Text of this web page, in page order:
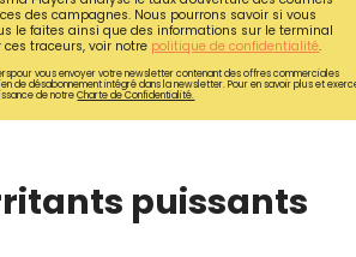
des campagnes. Nous pourrons savoir si vous
le faites ainsi que des informations sur le terminal
traceurs, voir notre politique de confidentialité.
vous envoyer votre newsletter contenant des offres commerciales
de désabonnement intégré dans la newsletter. Pour en savoir plus et
de notreCharte de Confidentialité.
puissants
recettes inédites de
!